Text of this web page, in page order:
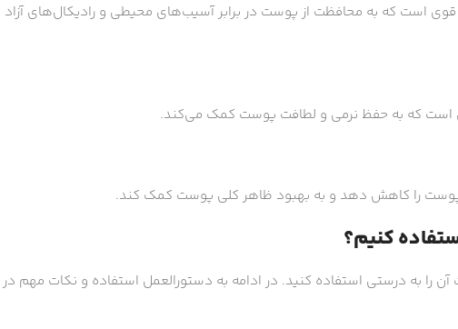
است که به محافظت از پوست در برابر آسیب‌های محیطی و رادیکال‌های آزاد
است که به حفظ نرمی و لطافت پوست کمک می‌کند.
پوست را کاهش دهد و به بهبود ظاهر کلی پوست کمک کند.
کنیم؟
آن را به درستی استفاده کنید. در ادامه به دستورالعمل استفاده و نکات مهم در